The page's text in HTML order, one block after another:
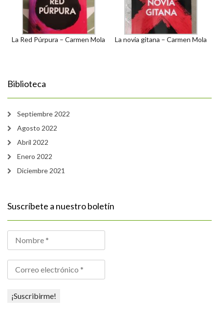
La Red Púrpura – Carmen Mola La novia gitana – Carmen Mola
Biblioteca
Septiembre 2022
Agosto 2022
Abril 2022
Enero 2022
Diciembre 2021
Suscríbete a nuestro boletín